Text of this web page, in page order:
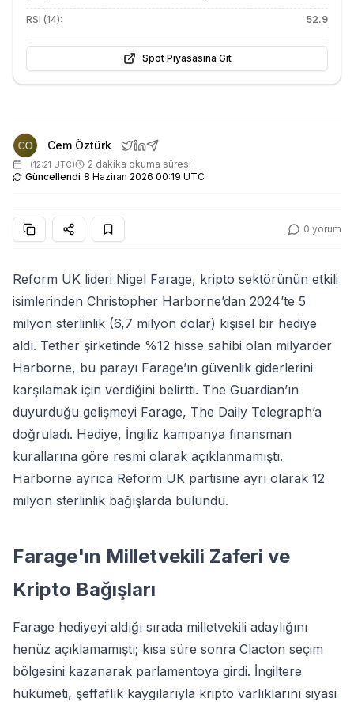
RSI (14): 52.9
Spot Piyasasına Git
Cem Öztürk
(12:21 UTC)
2 dakika okuma süresi
Güncellendi 8 Haziran 2026 00:19 UTC
0 yorum
Reform UK lideri Nigel Farage, kripto sektörünün etkili
isimlerinden Christopher Harborne’dan 2024’te 5
milyon sterlinlik (6,7 milyon dolar) kişisel bir hediye
aldı. Tether şirketinde %12 hisse sahibi olan milyarder
Harborne, bu parayı Farage’ın güvenlik giderlerini
karşılamak için verdiğini belirtti. The Guardian’ın
duyurduğu gelişmeyi Farage, The Daily Telegraph’a
doğruladı. Hediye, İngiliz kampanya finansman
kurallarına göre resmi olarak açıklanmamıştı.
Harborne ayrıca Reform UK partisine ayrı olarak 12
milyon sterlinlik bağışlarda bulundu.
Farage'ın Milletvekili Zaferi ve
Kripto Bağışları
Farage hediyeyi aldığı sırada milletvekili adaylığını
henüz açıklamamıştı; kısa süre sonra Clacton seçim
bölgesini kazanarak parlamentoya girdi. İngiltere
hükümeti, şeffaflık kaygılarıyla kripto varlıklarını siyasi